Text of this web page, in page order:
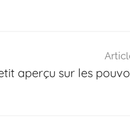
aperçu sur les